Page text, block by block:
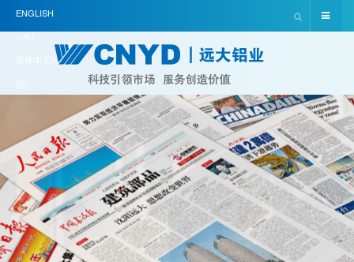
ENGLISH
(UK)
简体中文(中
国)